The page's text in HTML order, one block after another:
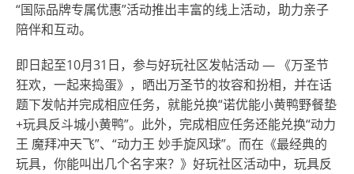
“国际品牌专属优惠”活动推出丰富的线上活动，助力亲子
陪伴和互动。
即日起至10月31日，参与好玩社区发帖活动 — 《万圣节
狂欢，一起来捣蛋》，晒出万圣节的妆容和扮相，并在话
题下发帖并完成相应任务，就能兑换“诺优能小黄鸭野餐垫
+玩具反斗城小黄鸭”。此外，完成相应任务还能兑换“动力
王 魔拜冲天飞”、“动力王 妙手旋风球”。而在《最经典的
玩具，你能叫出几个名字来？》好玩社区活动中，玩具反